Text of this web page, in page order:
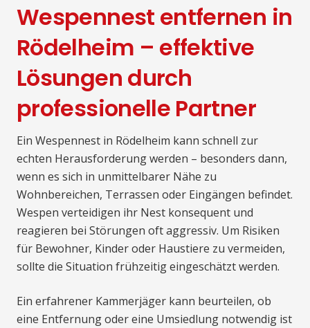
Wespennest entfernen in
Rödelheim – effektive
Lösungen durch
professionelle Partner
Ein Wespennest in Rödelheim kann schnell zur
echten Herausforderung werden – besonders dann,
wenn es sich in unmittelbarer Nähe zu
Wohnbereichen, Terrassen oder Eingängen befindet.
Wespen verteidigen ihr Nest konsequent und
reagieren bei Störungen oft aggressiv. Um Risiken
für Bewohner, Kinder oder Haustiere zu vermeiden,
sollte die Situation frühzeitig eingeschätzt werden.
Ein erfahrener Kammerjäger kann beurteilen, ob
eine Entfernung oder eine Umsiedlung notwendig ist